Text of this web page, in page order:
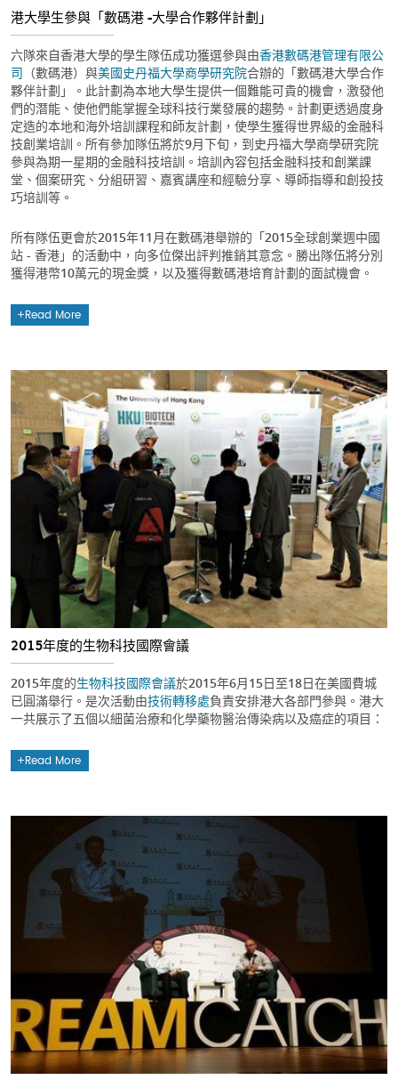
港大學生參與「數碼港 -大學合作夥伴計劃」
六隊來自香港大學的學生隊伍成功獲選參與由香港數碼港管理有限公
司 （數碼港）與美國史丹福大學商學研究院合辦的「數碼港大學合作
夥伴計劃」。此計劃為本地大學生提供一個難能可貴的機會，激發他
們的潛能、使他們能掌握全球科技行業發展的趨勢。計劃更透過度身
定造的本地和海外培訓課程和師友計劃，使學生獲得世界級的金融科
技創業培訓。所有參加隊伍將於9月下旬，到史丹福大學商學研究院
參與為期一星期的金融科技培訓。培訓內容包括金融科技和創業課
堂、個案研究、分組研習、嘉賓講座和經驗分享、導師指導和創投技
巧培訓等。
所有隊伍更會於2015年11月在數碼港舉辦的「2015全球創業週中國
站 - 香港」的活動中，向多位傑出評判推銷其意念。勝出隊伍將分別
獲得港幣10萬元的現金獎，以及獲得數碼港培育計劃的面試機會。
Read More
2015年度的生物科技國際會議
2015年度的生物科技國際會議於2015年6月15日至18日在美國費城
已圓滿舉行。是次活動由技術轉移處負責安排港大各部門參與。港大
一共展示了五個以細菌治療和化學藥物醫治傳染病以及癌症的項目：
Read More